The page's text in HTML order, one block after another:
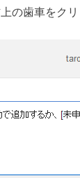
の歯車をクリ